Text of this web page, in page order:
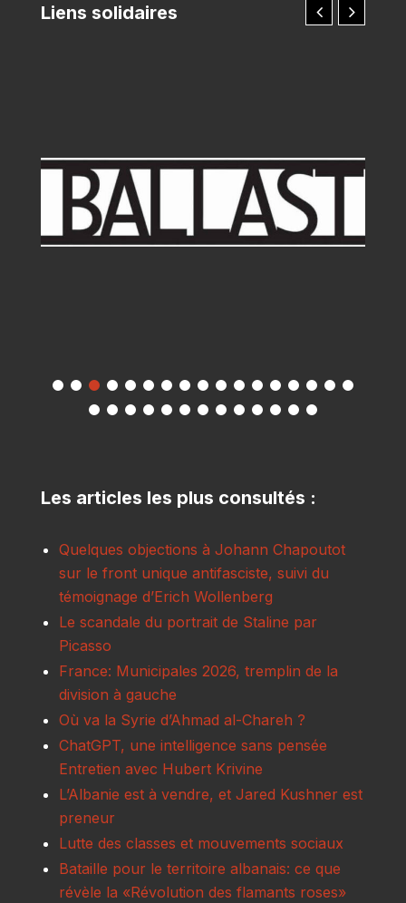
Liens solidaires
Les articles les plus consultés :
Quelques objections à Johann Chapoutot
sur le front unique antifasciste, suivi du
témoignage d’Erich Wollenberg
Le scandale du portrait de Staline par
Picasso
France: Municipales 2026, tremplin de la
division à gauche
Où va la Syrie d’Ahmad al-Chareh ?
ChatGPT, une intelligence sans pensée
Entretien avec Hubert Krivine
L’Albanie est à vendre, et Jared Kushner est
preneur
Lutte des classes et mouvements sociaux
Bataille pour le territoire albanais: ce que
révèle la «Révolution des flamants roses»